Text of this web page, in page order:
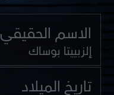
الاسم الحقيقي
إلزبييتا بوساك
تاريخ الميلاد